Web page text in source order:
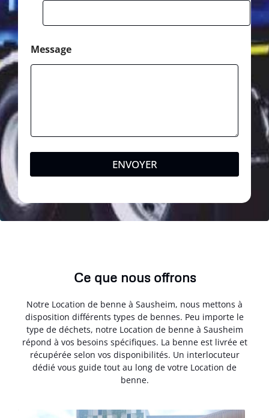
Message
ENVOYER
Ce que nous offrons
Notre Location de benne à Sausheim, nous mettons à
disposition différents types de bennes. Peu importe le
type de déchets, notre Location de benne à Sausheim
répond à vos besoins spécifiques. La benne est livrée et
récupérée selon vos disponibilités. Un interlocuteur
dédié vous guide tout au long de votre Location de
benne.